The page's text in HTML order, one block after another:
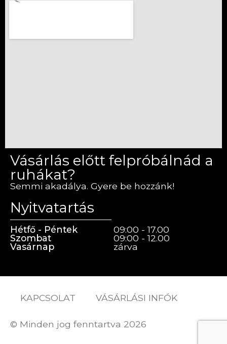
Vásárlás előtt felpróbálnád a
ruhákat?
Semmi akadálya. Gyere be hozzánk!
Nyitvatartás
Hétfő - Péntek
09:00 - 17.00
Szombat
09:00 - 12.00
Vasárnap
zárva
© Minden jog fenntartva 2026
KAPCSOLAT VÁSÁRLÁSI INFÓK